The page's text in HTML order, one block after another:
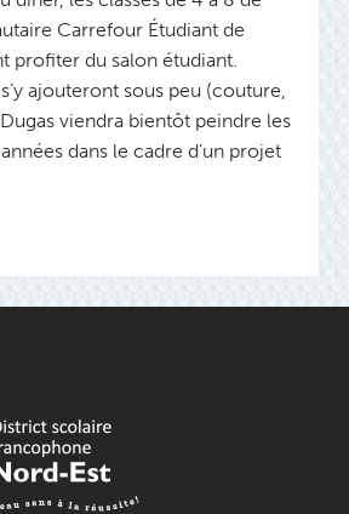
Carrefour Étudiant de
profiter du salon étudiant.
ajouteront sous peu (couture,
viendra bientôt peindre les
dans le cadre d’un projet